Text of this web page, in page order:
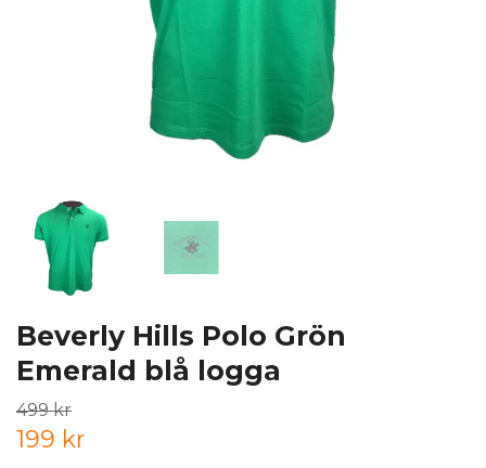
Beverly Hills Polo Grön
Emerald blå logga
499 kr
199 kr